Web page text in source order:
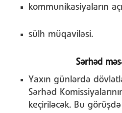
kommunikasiyaların
sülh müqaviləsi.
Sərhəd
Yaxın günlərdə
Sərhəd
keçiriləcək. Bu